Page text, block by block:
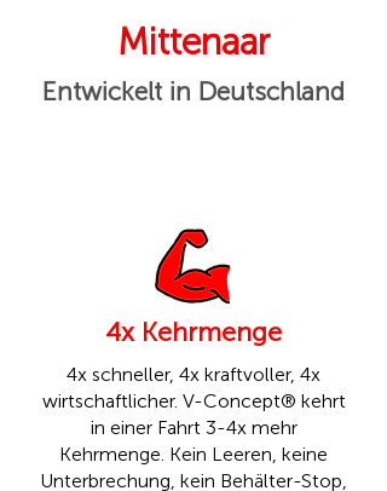
Mittenaar
Entwickelt in Deutschland
4x Kehrmenge
4x schneller, 4x kraftvoller, 4x
wirtschaftlicher. V-Concept® kehrt
in einer Fahrt 3-4x mehr
Kehrmenge. Kein Leeren, keine
Unterbrechung, kein Behälter-Stop,